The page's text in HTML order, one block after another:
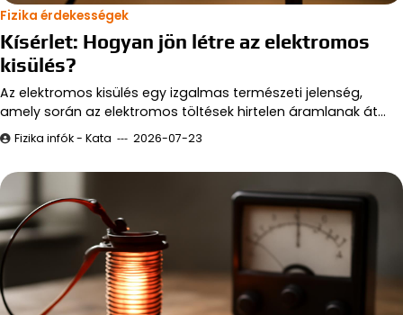
Fizika érdekességek
Kísérlet: Hogyan jön létre az elektromos
kisülés?
Az elektromos kisülés egy izgalmas természeti jelenség,
amely során az elektromos töltések hirtelen áramlanak át…
Fizika infók - Kata 2026-07-23